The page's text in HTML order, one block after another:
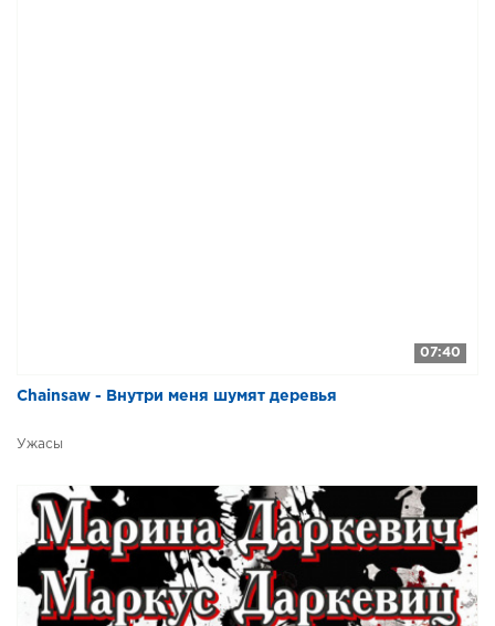
07:40
Chainsaw - Внутри меня шумят деревья
Ужасы